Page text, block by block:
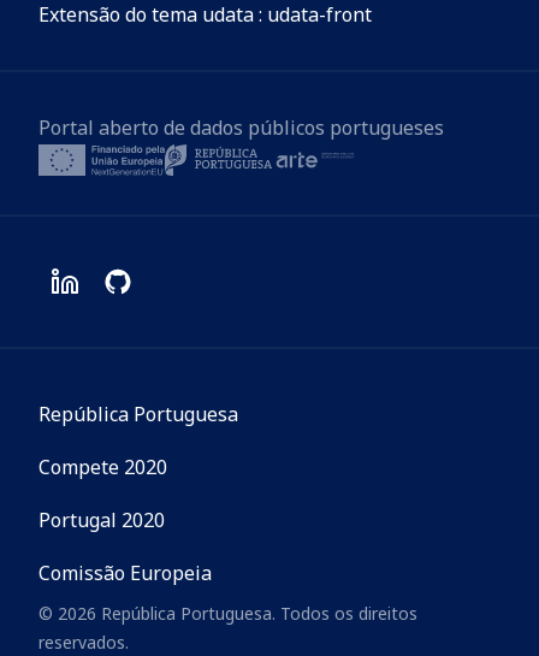
Extensão do tema udata : udata-front
Portal aberto de dados públicos portugueses
República Portuguesa
Compete 2020
Portugal 2020
Comissão Europeia
© 2026 República Portuguesa. Todos os direitos
reservados.